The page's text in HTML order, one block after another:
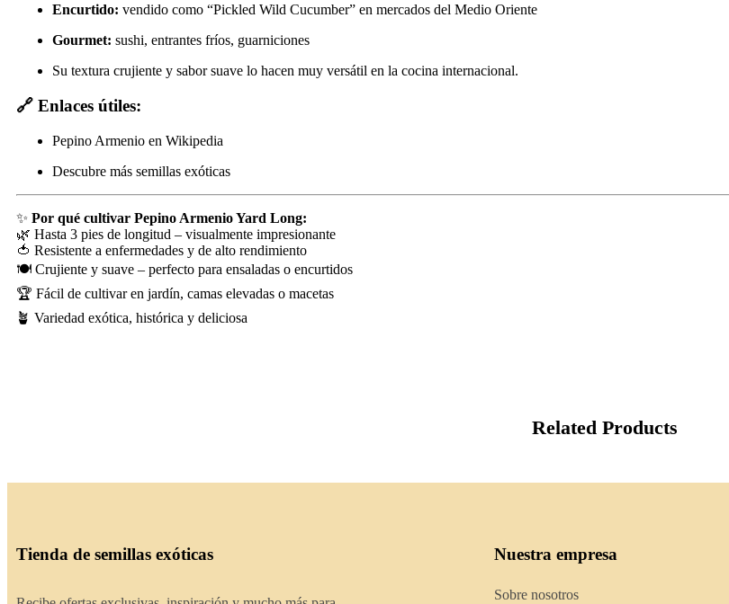
Encurtido: vendido como “Pickled Wild Cucumber” en mercados del Medio Oriente
Gourmet: sushi, entrantes fríos, guarniciones
Su textura crujiente y sabor suave lo hacen muy versátil en la cocina internacional.
🔗 Enlaces útiles:
Pepino Armenio en Wikipedia
Descubre más semillas exóticas
✨ Por qué cultivar Pepino Armenio Yard Long:
🌿 Hasta 3 pies de longitud – visualmente impresionante
🍅 Resistente a enfermedades y de alto rendimiento
🍽️ Crujiente y suave – perfecto para ensaladas o encurtidos
🏆 Fácil de cultivar en jardín, camas elevadas o macetas
🪴 Variedad exótica, histórica y deliciosa
Related Products
Tienda de semillas exóticas Nuestra empresa
Sobre nosotros